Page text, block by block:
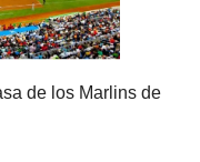
de los Marlins de